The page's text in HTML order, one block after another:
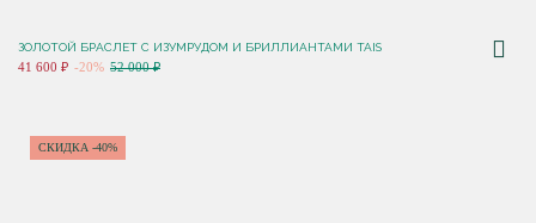
ЗОЛОТОЙ БРАСЛЕТ С ИЗУМРУДОМ И БРИЛЛИАНТАМИ TAIS
41 600 ₽ -20% 52 000 ₽
СКИДКА -40%